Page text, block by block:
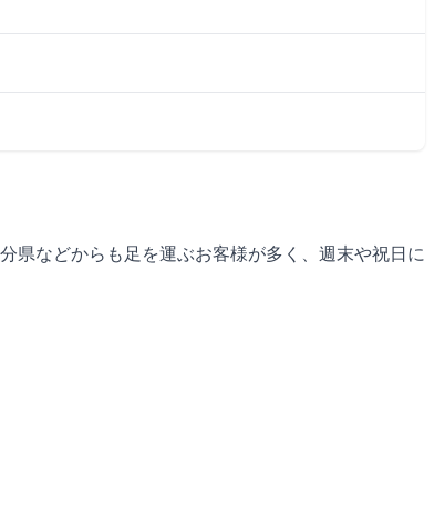
県などからも足を運ぶお客様が多く、週末や祝日に